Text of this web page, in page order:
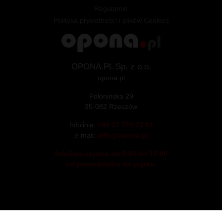
OPONA.PL Sp. z o.o.
opona.pl
Połonińska 29
35-082 Rzeszów
Infolinia: +48 17 770 73 51
e-mail: info@opona.pl
Infolinia czynna od 8:00 do 16:00
od poniedziałku do piątku.